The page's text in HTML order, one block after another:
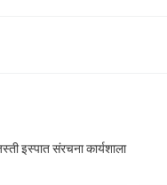
इस्पात संरचना कार्यशाला